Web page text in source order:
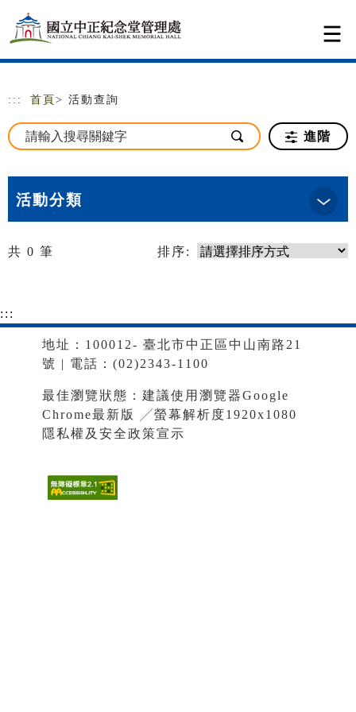
跳到主要內容
網站導覽
::: 首頁 > 活動查詢
進階
活動分類
共 0 筆 排序:
:::
地址：100012- 臺北市中正區中山南路21
號 | 電話：(02)2343-1100
最佳瀏覽狀態：建議使用瀏覽器Google
Chrome最新版 ╱螢幕解析度1920x1080
隱私權及安全政策宣示